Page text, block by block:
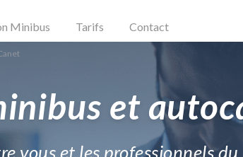
Minibus Tarifs Contact
et
vous et les professionnels